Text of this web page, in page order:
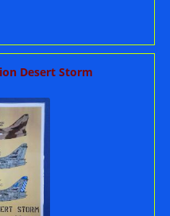
Desert Storm